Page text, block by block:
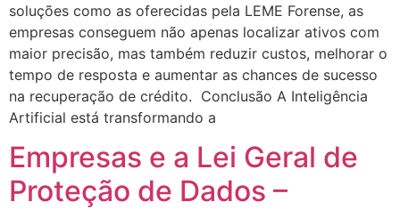
soluções como as oferecidas pela LEME Forense, as
empresas conseguem não apenas localizar ativos com
maior precisão, mas também reduzir custos, melhorar o
tempo de resposta e aumentar as chances de sucesso
na recuperação de crédito. Conclusão A Inteligência
Artificial está transformando a
Empresas e a Lei Geral de
Proteção de Dados –